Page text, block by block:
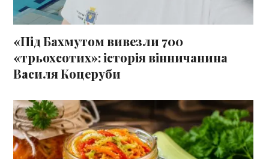
«Під Бахмутом вивезли 700
«трьохсотих»: історія вінничанина
Василя Коцеруби